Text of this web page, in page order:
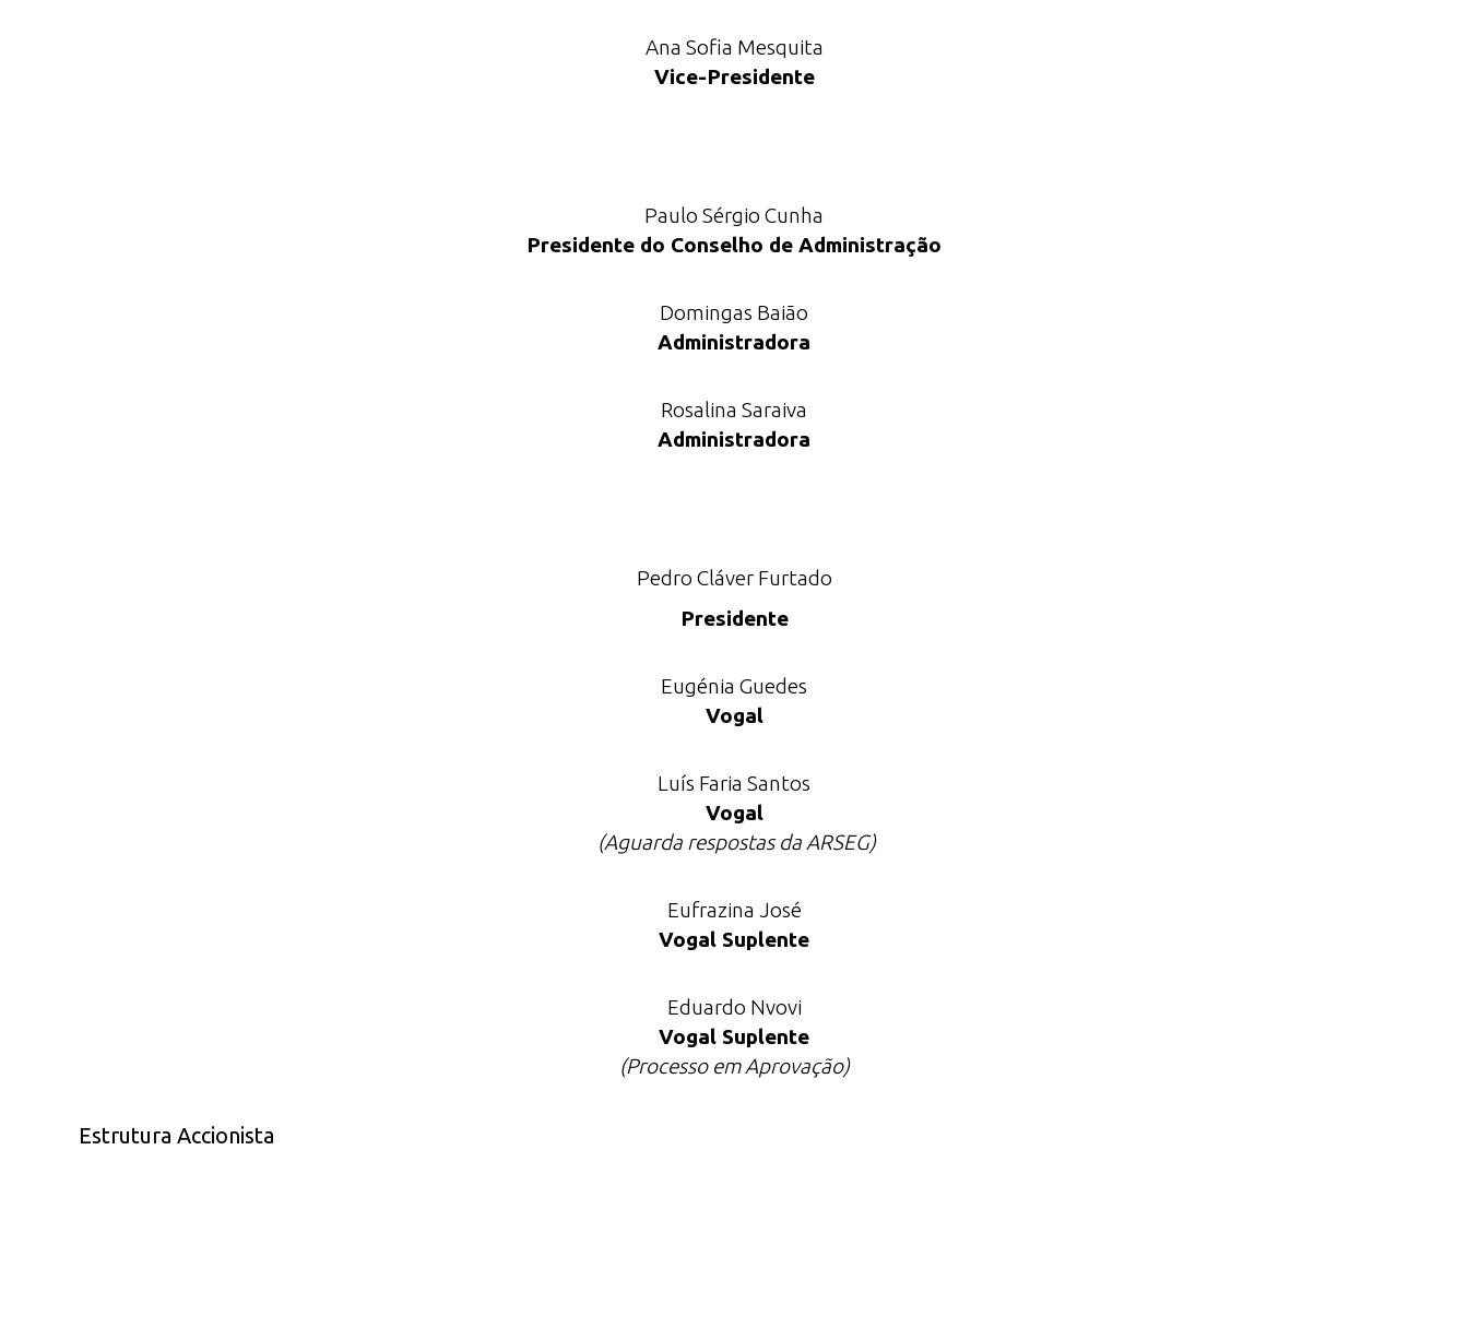
Ana Sofia Mesquita
Vice-Presidente
Paulo Sérgio Cunha
Presidente do Conselho de Administração
Domingas Baião
Administradora
Rosalina Saraiva
Administradora
Pedro Cláver Furtado
Presidente
Eugénia Guedes
Vogal
Luís Faria Santos
Vogal
(Aguarda respostas da ARSEG)
Eufrazina José
Vogal Suplente
Eduardo Nvovi
Vogal Suplente
(Processo em Aprovação)
Estrutura Accionista